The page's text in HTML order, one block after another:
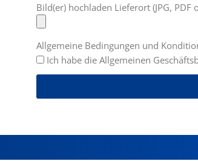
Bild(er) hochladen Lieferort (JPG, PDF
Allgemeine Bedingungen und
Ich habe die Allgemeinen